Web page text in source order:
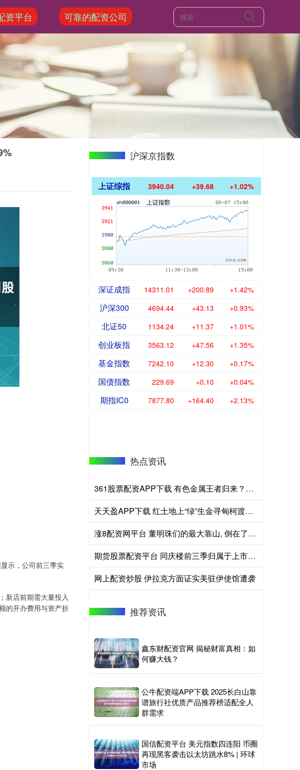
资平台 可靠的配资公司
示，公司前三季实
新店前期需大量投入
的开办费用与资产折
沪深京指数
上证综指 3940.04 +39.68 +1.02%
深证成指 14311.01 +200.89 +1.42%
沪深300 4694.44 +43.13 +0.93%
北证50 1134.24 +11.37 +1.01%
创业板指 3563.12 +47.56 +1.35%
基金指数 7242.10 +12.30 +0.17%
国债指数 229.69 +0.10 +0.04%
期指IC0 7877.80 +164.40 +2.13%
热点资讯
361股票配资APP下载 有色金属王者归来？现货黄金冲击4300美元！云南锗业三连板，华宝基金有色ETF（159876）盘中拉升2.45%
天天盈APP下载 红土地上“绿”生金寻甸柯渡夏季乡村游升温
涨8配资网平台 董明珠们的最大靠山, 倒在了2025
期货股票配资平台 同庆楼前三季归属于上市公司股东的净利润同比减少63.79%
网上配资炒股 伊拉克方面证实美驻伊使馆遭袭
推荐资讯
鑫东财配资官网 揭秘财富真相：如
何赚大钱？
公牛配资端APP下载 2025长白山靠
谱旅行社优质产品推荐榜适配全人
群需求
国信配资平台 美元指数四连阳 币圈
再现黑客袭击以太坊跳水8% | 环球
市场